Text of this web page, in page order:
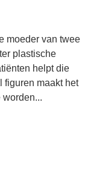
moeder van twee
plastische
helpt die
figuren maakt het